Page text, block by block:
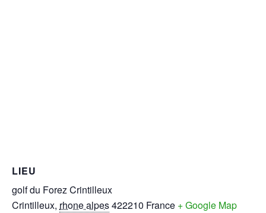
LIEU
golf du Forez Crintilleux
Crintilleux, rhone alpes422210 France + Google Map